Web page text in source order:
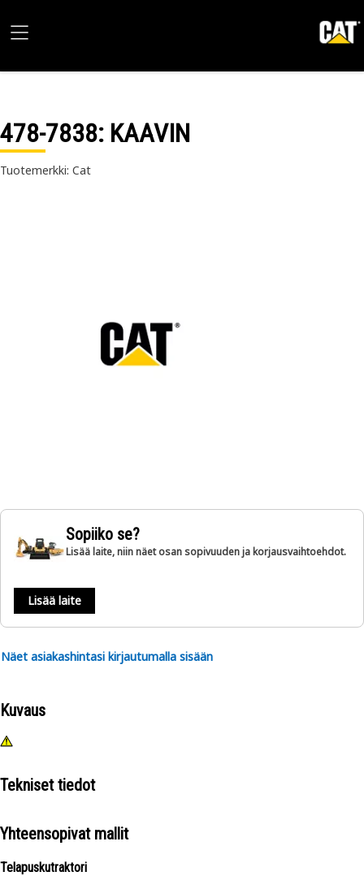
478-7838: KAAVIN
Tuotemerkki: Cat
Sopiiko se?
Lisää laite, niin näet osan sopivuuden ja korjausvaihtoehdot.
Lisää laite
Näet asiakashintasi kirjautumalla sisään
Kuvaus
Tekniset tiedot
Yhteensopivat mallit
Telapuskutraktori